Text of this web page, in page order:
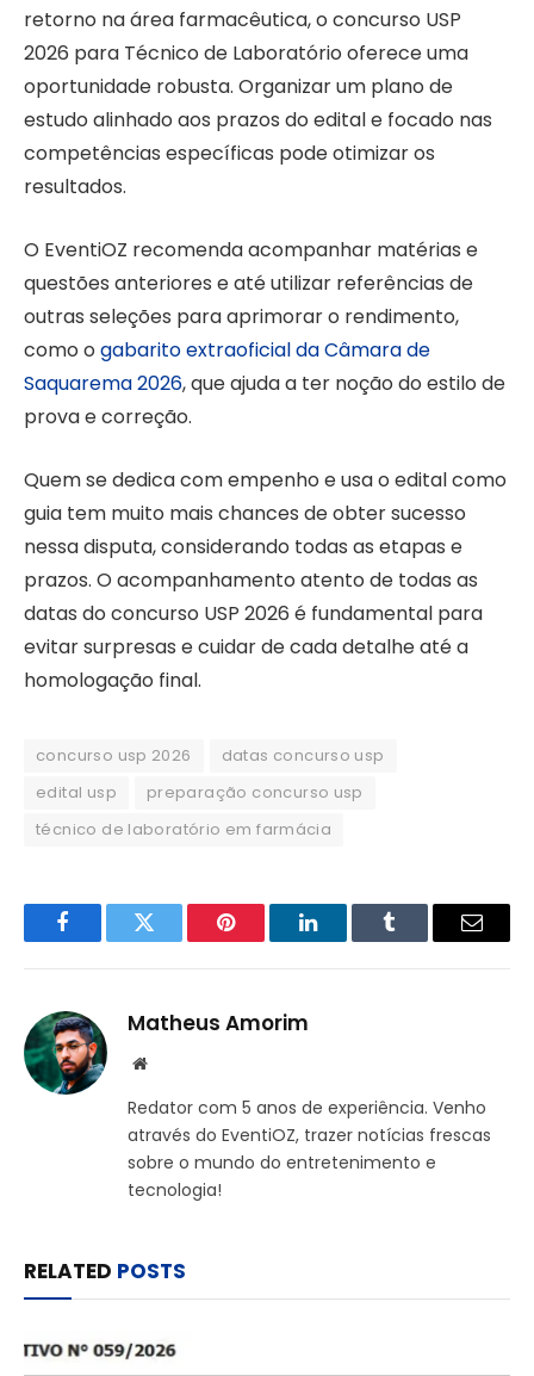
retorno na área farmacêutica, o concurso USP
2026 para Técnico de Laboratório oferece uma
oportunidade robusta. Organizar um plano de
estudo alinhado aos prazos do edital e focado nas
competências específicas pode otimizar os
resultados.
O EventiOZ recomenda acompanhar matérias e
questões anteriores e até utilizar referências de
outras seleções para aprimorar o rendimento,
como o gabarito extraoficial da Câmara de
Saquarema 2026, que ajuda a ter noção do estilo de
prova e correção.
Quem se dedica com empenho e usa o edital como
guia tem muito mais chances de obter sucesso
nessa disputa, considerando todas as etapas e
prazos. O acompanhamento atento de todas as
datas do concurso USP 2026 é fundamental para
evitar surpresas e cuidar de cada detalhe até a
homologação final.
concurso usp 2026
datas concurso usp
edital usp
preparação concurso usp
técnico de laboratório em farmácia
FacebookTwitter Pinterest LinkedInTumblr Email
Matheus Amorim
Website
Redator com 5 anos de experiência. Venho
através do EventiOZ, trazer notícias frescas
sobre o mundo do entretenimento e
tecnologia!
RELATED POSTS